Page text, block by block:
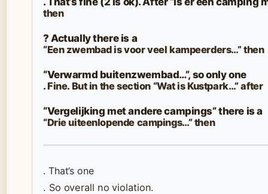
then
? Actually there is a
“Een zwembad is voor veel kampeerders…” then
“Verwarmd buitenzwembad…”, so only one
. Fine. But in the section “Wat is Kustpark…” after
“Vergelijking met andere campings” there is a
“Drie uiteenlopende campings…” then
. That’s one
. So overall no violation.